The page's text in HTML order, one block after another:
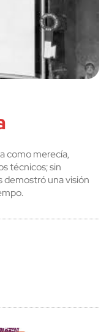
como merecía,
técnicos; sin
demostró una visión